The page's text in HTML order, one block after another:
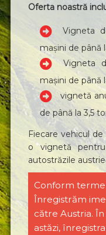
Oferta noastră
Vigneta
mașini de până
Vigneta
mașini de până
vignetă
de până la 3,5
Fiecare vehicul
o vignetă
autostrăzile
Conform
Înregistrăm
către Austria.
astăzi,